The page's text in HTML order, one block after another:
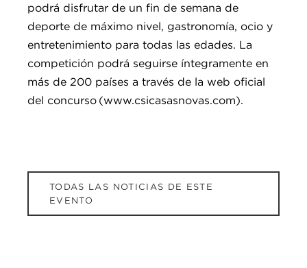
podrá disfrutar de un fin de semana de
deporte de máximo nivel, gastronomía, ocio y
entretenimiento para todas las edades. La
competición podrá seguirse íntegramente en
más de 200 países a través de la web oficial
del concurso (www.csicasasnovas.com).
TODAS LAS NOTICIAS DE ESTE
EVENTO